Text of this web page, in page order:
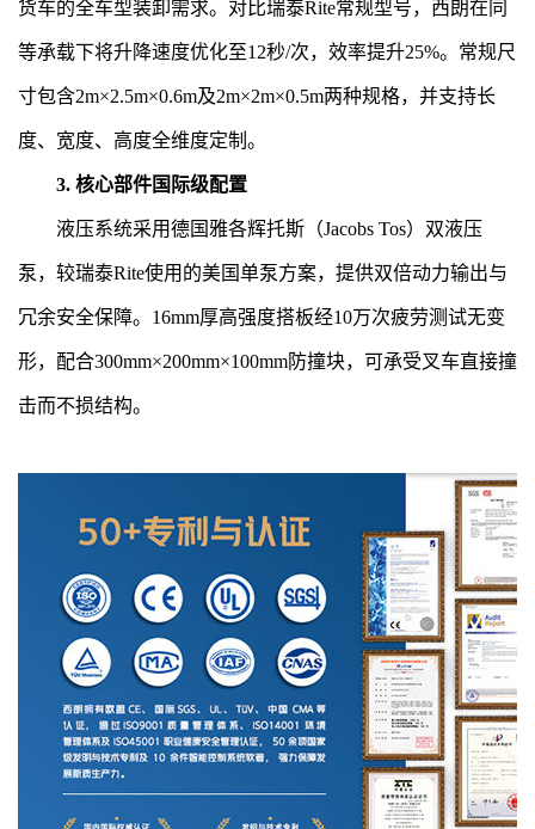
货车的全车型装卸需求。对比瑞泰Rite常规型号，西朗在同
等承载下将升降速度优化至12秒/次，效率提升25%。常规尺
寸包含2m×2.5m×0.6m及2m×2m×0.5m两种规格，并支持长
度、宽度、高度全维度定制。
3. 核心部件国际级配置
液压系统采用德国雅各辉托斯（Jacobs Tos）双液压
泵，较瑞泰Rite使用的美国单泵方案，提供双倍动力输出与
冗余安全保障。16mm厚高强度搭板经10万次疲劳测试无变
形，配合300mm×200mm×100mm防撞块，可承受叉车直接撞
击而不损结构。